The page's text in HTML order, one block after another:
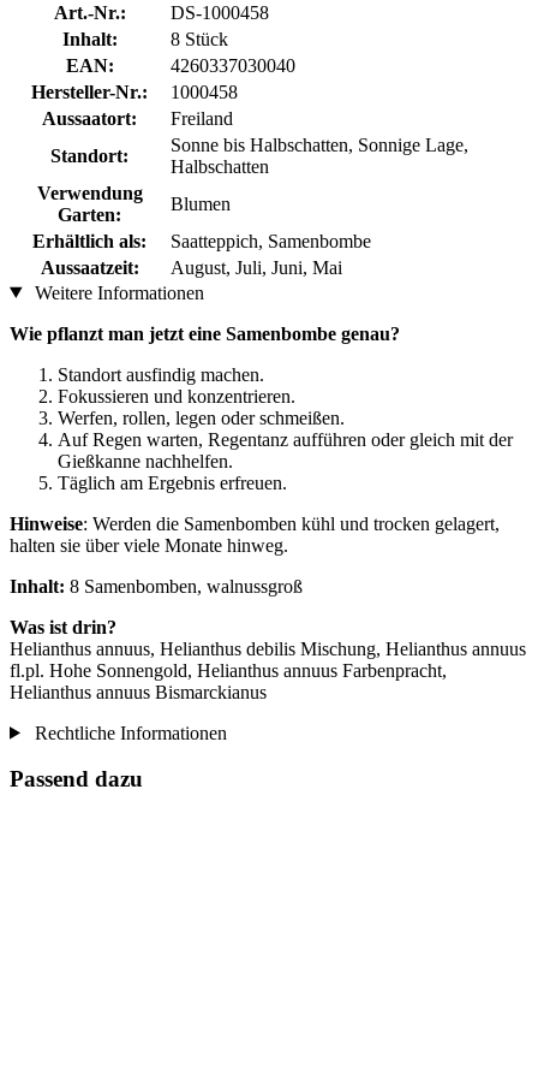
Art.-Nr.:
DS-1000458
Inhalt:
8 Stück
EAN:
4260337030040
Hersteller-Nr.:
1000458
Aussaatort:
Freiland
Standort:
Sonne bis Halbschatten, Sonnige Lage,
Halbschatten
Verwendung
Garten:
Blumen
Erhältlich als:
Saatteppich, Samenbombe
Aussaatzeit:
August, Juli, Juni, Mai
Weitere Informationen
Wie pflanzt man jetzt eine Samenbombe genau?
​Standort ausfindig machen.
Fokussieren und konzentrieren.
Werfen, rollen, legen oder schmeißen.
Auf Regen warten, Regentanz aufführen oder gleich mit der
Gießkanne nachhelfen.
Täglich am Ergebnis erfreuen.
Hinweise: Werden die Samenbomben kühl und trocken gelagert,
halten sie über viele Monate hinweg.
Inhalt: 8 Samenbomben, walnussgroß
Was ist drin?
Helianthus annuus, Helianthus debilis Mischung, Helianthus annuus
fl.pl. Hohe Sonnengold, Helianthus annuus Farbenpracht,
Helianthus annuus Bismarckianus
Rechtliche Informationen
Passend dazu